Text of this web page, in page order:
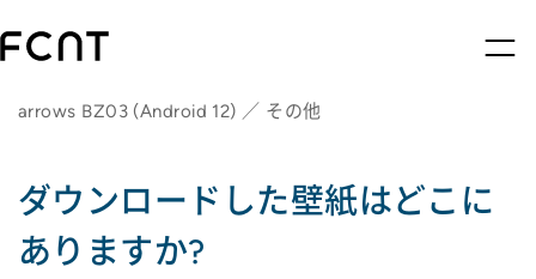
arrows BZ03 (Android 12) ／ その他
ダウンロードした壁紙はどこに
ありますか?